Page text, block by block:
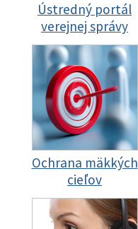
Ústredný portál
verejnej správy
Ochrana mäkkých
cieľov